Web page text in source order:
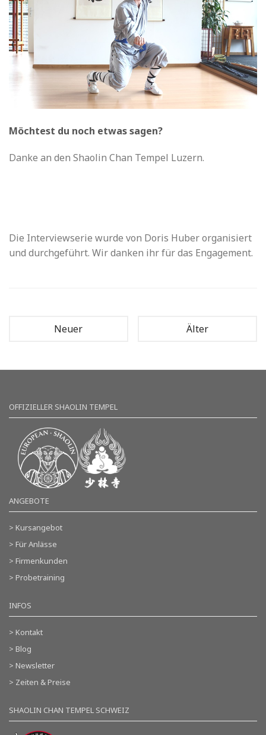
Möchtest du noch etwas sagen?
Danke an den Shaolin Chan Tempel Luzern.
Die Interviewserie wurde von Doris Huber organisiert
und durchgeführt. Wir danken ihr für das Engagement.
Neuer Älter
OFFIZIELLER SHAOLIN TEMPEL
ANGEBOTE
> Kursangebot
> Für Anlässe
> Firmenkunden
> Probetraining
INFOS
> Kontakt
> Blog
> Newsletter
> Zeiten & Preise
SHAOLIN CHAN TEMPEL SCHWEIZ